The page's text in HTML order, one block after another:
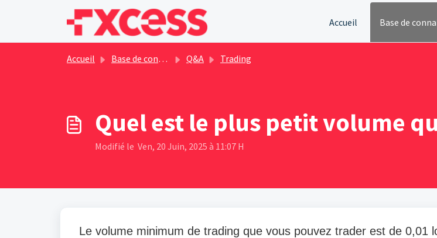
Accueil
Base de
Accueil Base de connaissances Q&A Trading
Quel est le plus petit volume
Modifié le Ven, 20 Juin, 2025 à 11:07 H
Le volume minimum de trading que vous pouvez trader est de 0,01